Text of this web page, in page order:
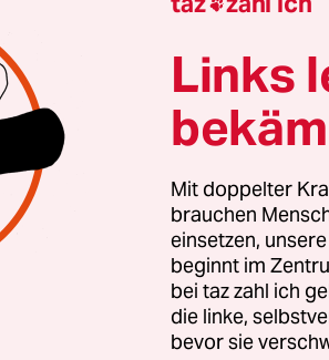
davon sind am Ende
sich später Rangeleien mit
Wo der Rest der
Bürger ihre ganz eigene
zum Augustusplatz
war.
Verschwörungstheorien
sicher, dass die Legida-
15.000 –, trotz zahlreicher
Leipziger Oper fanden. Etwas
Links
Mit doppelter
brauchen
einsetzen,
beginnt im
bei taz zahl ich
die linke,
bevor sie